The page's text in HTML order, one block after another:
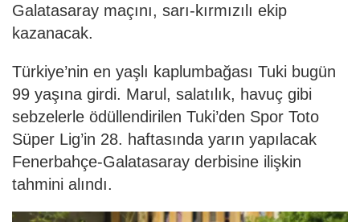
Galatasaray maçını, sarı-kırmızılı ekip
kazanacak.
Türkiye’nin en yaşlı kaplumbağası Tuki bugün
99 yaşına girdi. Marul, salatılık, havuç gibi
sebzelerle ödüllendirilen Tuki’den Spor Toto
Süper Lig’in 28. haftasında yarın yapılacak
Fenerbahçe-Galatasaray derbisine ilişkin
tahmini alındı.